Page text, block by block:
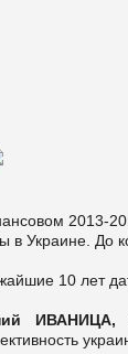
2013-
в Украине. До
10 лет
ИВАНИЦА,